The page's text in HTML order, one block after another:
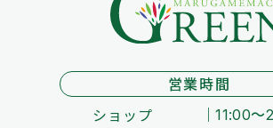
営業時間
ショップ
11:00～